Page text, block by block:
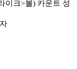
이크>볼) 카운트 성